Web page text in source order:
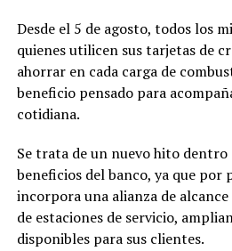
Desde el 5 de agosto, todos los
quienes utilicen sus tarjetas de
ahorrar en cada carga de
beneficio pensado para
cotidiana.
Se trata de un nuevo hito
beneficios del banco, ya que por
incorpora una alianza de
de estaciones de servicio,
disponibles para sus clientes.